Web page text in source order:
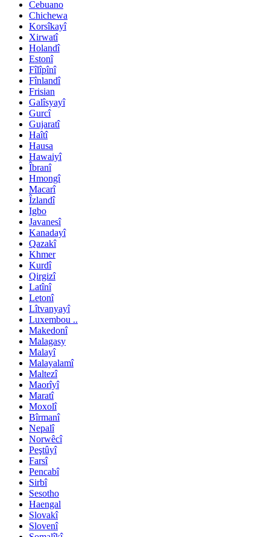
Cebuano
Chichewa
Korsîkayî
Xirwatî
Holandî
Estonî
Fîlîpînî
Fînlandî
Frisian
Galîsyayî
Gurcî
Gujaratî
Haîtî
Hausa
Hawaiyî
Îbranî
Hmongî
Macarî
Îzlandî
Igbo
Javanesî
Kanadayî
Qazakî
Khmer
Kurdî
Qirgizî
Latînî
Letonî
Lîtvanyayî
Luxembou ..
Makedonî
Malagasy
Malayî
Malayalamî
Maltezî
Maorîyî
Maratî
Moxolî
Bîrmanî
Nepalî
Norwêcî
Peştûyî
Farsî
Pencabî
Sirbî
Sesotho
Haengal
Slovakî
Slovenî